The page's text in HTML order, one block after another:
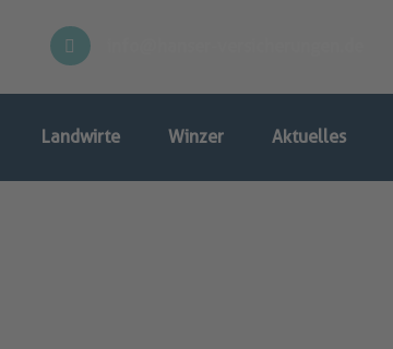
Landwirte Winzer Aktuelles